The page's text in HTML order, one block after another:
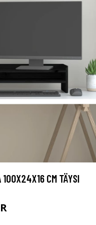
100X24X16 CM TÄYSI